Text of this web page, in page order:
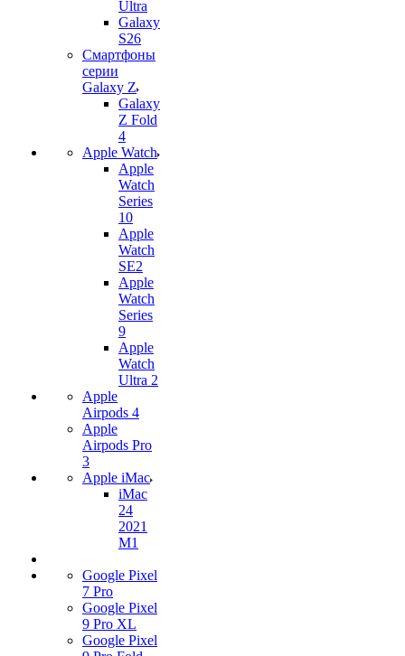
Ultra
Galaxy
S26
Смартфоны
серии
Galaxy Z
Galaxy
Z Fold
4
Apple Watch
Apple
Watch
Series
10
Apple
Watch
SE2
Apple
Watch
Series
9
Apple
Watch
Ultra 2
Apple
Airpods 4
Apple
Airpods Pro
3
Apple iMac
iMac
24
2021
M1
Google Pixel
7 Pro
Google Pixel
9 Pro XL
Google Pixel